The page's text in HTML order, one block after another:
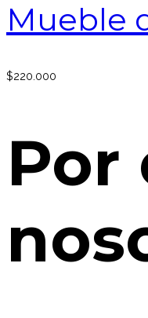
Mueble
$220.000
Por